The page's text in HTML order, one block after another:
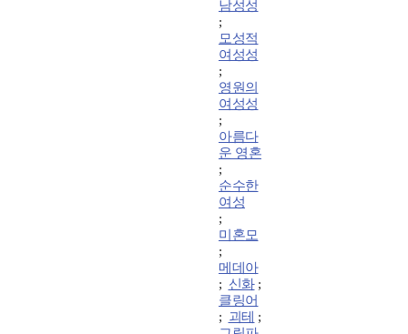
남성성
;
모성적
여성성
;
영원의
여성성
;
아름다
운 영혼
;
순수한
여성
;
미혼모
;
메데아
; 신화;
클링어
; 괴테 ;